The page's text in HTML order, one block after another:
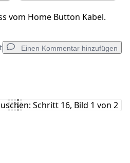
vom Home Button Kabel.
Einen Kommentar hinzufügen